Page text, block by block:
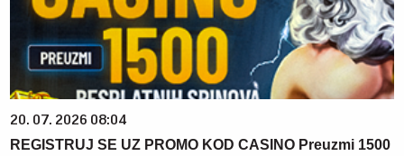
20. 07. 2026 08:04
REGISTRUJ SE UZ PROMO KOD CASINO Preuzmi 1500